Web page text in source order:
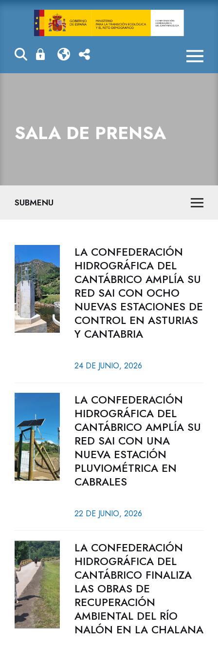
Sala de prensa
SALA DE PRENSA
SUBMENU
LA CONFEDERACIÓN
HIDROGRÁFICA DEL
CANTÁBRICO AMPLÍA SU
RED SAI CON OCHO
NUEVAS ESTACIONES DE
CONTROL EN ASTURIAS
Y CANTABRIA
24 DE JUNIO, 2026
LA CONFEDERACIÓN
HIDROGRÁFICA DEL
CANTÁBRICO AMPLÍA SU
RED SAI CON UNA
NUEVA ESTACIÓN
PLUVIOMÉTRICA EN
CABRALES
22 DE JUNIO, 2026
LA CONFEDERACIÓN
HIDROGRÁFICA DEL
CANTÁBRICO FINALIZA
LAS OBRAS DE
RECUPERACIÓN
AMBIENTAL DEL RÍO
NALÓN EN LA CHALANA